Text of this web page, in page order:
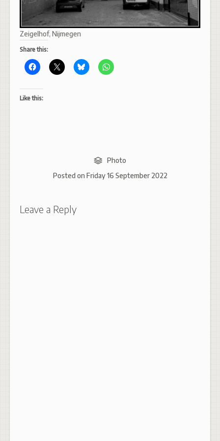
Zeigelhof, Nijmegen
Share this:
Like this:
Photo
Posted on Friday 16 September 2022
Leave a Reply